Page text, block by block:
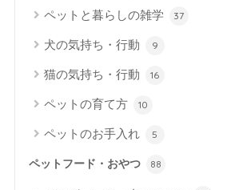
ペットと暮らしの雑学 37
犬の気持ち・行動 9
猫の気持ち・行動 16
ペットの育て方 10
ペットのお手入れ 5
ペットフード・おやつ 88